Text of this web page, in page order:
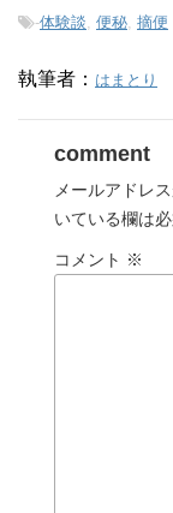
-体験談 便秘 摘便
執筆者： はまとり
comment
メールアドレ
いている欄は
コメント ※